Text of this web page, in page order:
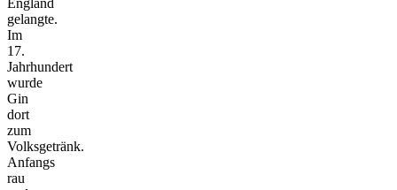
England
gelangte.
Im
17.
Jahrhundert
wurde
Gin
dort
zum
Volksgetränk.
Anfangs
rau